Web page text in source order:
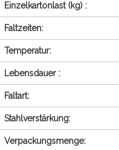
Einzelkartonlast (kg) :
Faltzeiten:
Temperatur:
Lebensdauer :
Faltart:
Stahlverstärkung:
Verpackungsmenge: